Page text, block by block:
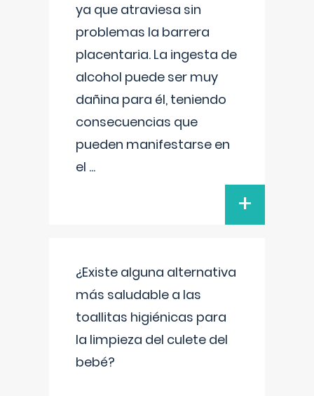
ya que atraviesa sin
problemas la barrera
placentaria. La ingesta de
alcohol puede ser muy
dañina para él, teniendo
consecuencias que
pueden manifestarse en
el ...
+
¿Existe alguna alternativa
más saludable a las
toallitas higiénicas para
la limpieza del culete del
bebé?